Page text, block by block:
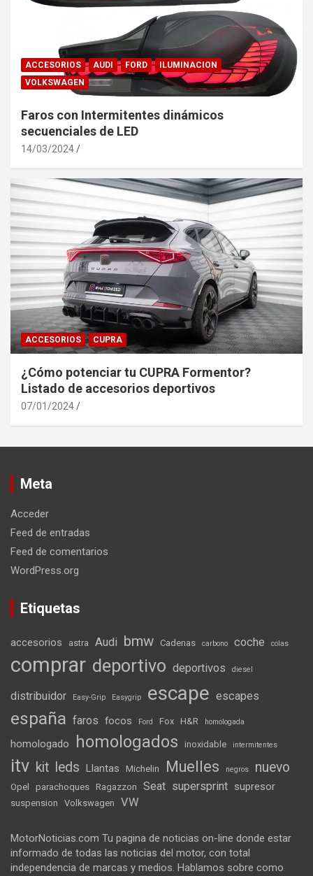
ACCESORIOS AUDI FORD
ILUMINACION
VOLKSWAGEN
Faros con Intermitentes dinámicos
secuenciales de LED
14/03/2024
ACCESORIOS CUPRA
¿Cómo potenciar tu CUPRA Formentor?
Listado de accesorios deportivos
07/01/2024
Meta
Acceder
Feed de entradas
Feed de comentarios
WordPress.org
Etiquetas
accesorios astra Audi bmw Cadenas carbono coche colas
comprar deportivo deportivos diesel
distribuidor Easy-Grip Easygrip escape escapes
españa faros focos Ford Fox H&R homologada
homologado homologados inoxidable intermitentes
itv kit leds Llantas Michelin Muelles negros nuevo
Opel parachoques Ragazzon Seat supersprint supresor
suspension Volkswagen VW
MotorNoticias.com Tu pagina de noticias on-line donde estar
informado de todas las noticias del motor, con total
independencia de marcas y medios. Hablamos sobre como